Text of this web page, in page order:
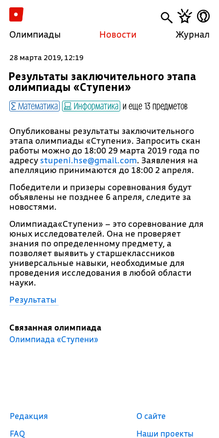
Олимпиады Новости Журнал
28 марта 2019, 12:19
Результаты заключительного этапа
олимпиады «Ступени»
Математика Информатика и еще 13 предметов
Опубликованы результаты заключительного
этапа олимпиады «Ступени». Запросить скан
работы можно до 18:00 29 марта 2019 года по
адресу stupeni.hse@gmail.com. Заявления на
апелляцию принимаются до 18:00 2 апреля.
Победители и призеры соревнования будут
объявлены не позднее 6 апреля, следите за
новостями.
Олимпиада«Ступени» – это соревнование для
юных исследователей. Она не проверяет
знания по определенному предмету, а
позволяет выявить у старшеклассников
универсальные навыки, необходимые для
проведения исследования в любой области
науки.
Результаты
Связанная олимпиада
Олимпиада «Ступени»
Редакция
FAQ
О сайте
Наши проекты